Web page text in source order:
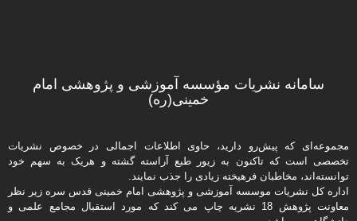
سامانه نشریات مؤسسه آموزشی و پژوهشی امام
خمینی(ره)
مجموعه‌ای که پیش‌رو دارید،‌ حاوی اطلاعات اجمالی در خصوص نشریات
تخصصی است که تاکنون به زیور طبع آراسته گشته و هریک به سهم خود
توانسته‌اند، مخاطبان فرهیخته‌ زیادی را جذب نمایند.
اداره كل نشریات موسسه آموزشی و پژوهشی امام خمینی قدس سره زیر نظر
معاونت پژوهش 18 نشریه چاپ می کند که مورد استقبال مجامع علمی و